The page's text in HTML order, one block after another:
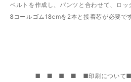
ベルトを作成し、パンツと合わせて、ロッ
8コールゴム18cmを2本と接着芯が必要で
■ ■ ■ ■ ■印刷につい